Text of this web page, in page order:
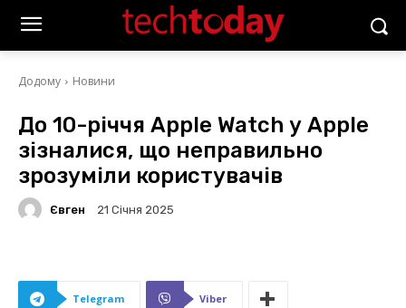
Додому Новини
До 10-річчя Apple Watch у Apple
зізналися, що неправильно
зрозуміли користувачів
Євген 21 Січня 2025
Telegram Viber